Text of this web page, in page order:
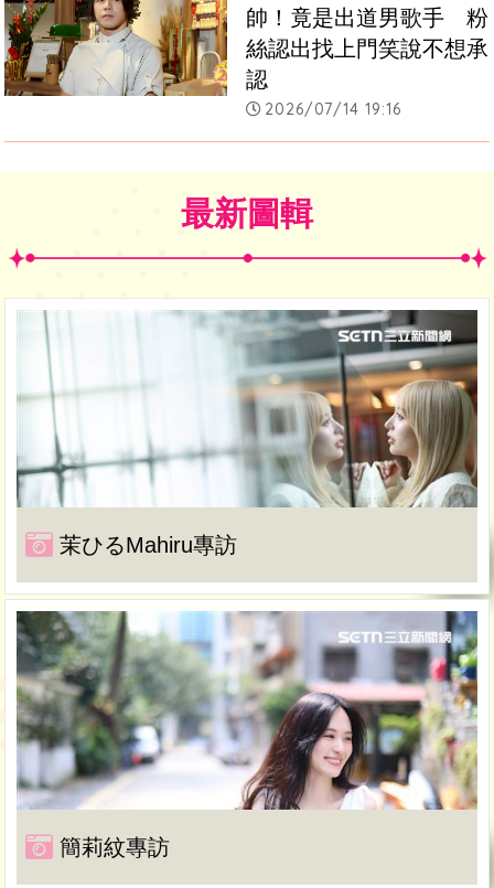
帥！竟是出道男歌手　粉
絲認出找上門笑說不想承
認
2026/07/14 19:16
最新圖輯
茉ひるMahiru專訪
簡莉紋專訪